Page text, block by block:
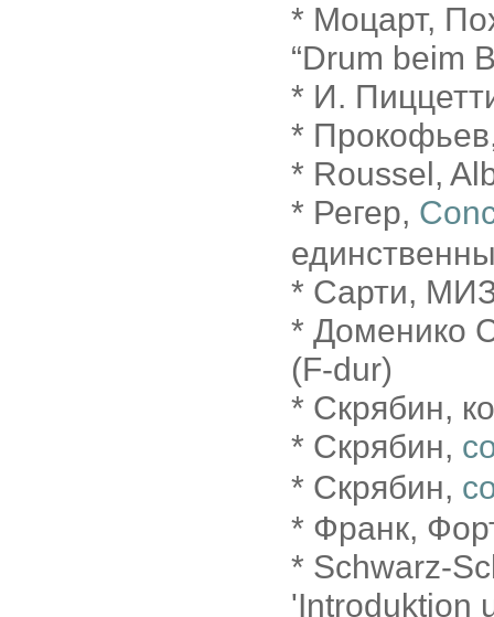
* Моцарт,
“Drum beim
* И.
*
* Roussel,
* Регер,
* Сарти,
* Доменико
(F-dur)
* Скрябин,
* Скрябин,
* Скрябин,
* Франк,
* Schwarz-
'Introduktion